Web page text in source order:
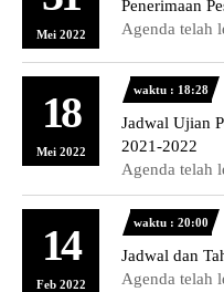
Mei 2022
Penerimaan
Agenda telah
18
Mei 2022
waktu : 18:28
Jadwal Ujian
2021-2022
Agenda telah
14
Feb 2022
waktu : 20:00
Jadwal dan
Agenda telah